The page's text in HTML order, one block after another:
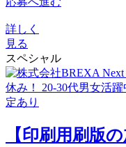
詳しく
見る
スペシャル
【印刷用刷版